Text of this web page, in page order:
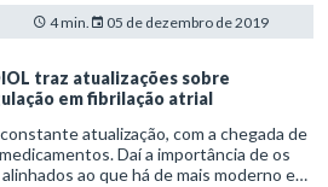
4 min. 05 de dezembro de 2019
traz atualizações sobre
em fibrilação atrial
atualização, com a chegada de
Daí a importância de os
ao que há de mais moderno em